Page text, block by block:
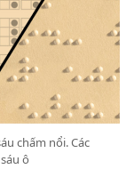
chấm nổi. Các
ô